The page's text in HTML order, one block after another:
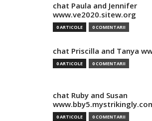
chat Paula and Jennifer
www.ve2020.sitew.org
0 ARTICOLE 0 COMENTARII
chat Priscilla and Tanya
0 ARTICOLE 0 COMENTARII
chat Ruby and Susan
0 ARTICOLE 0 COMENTARII